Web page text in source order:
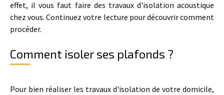
effet, il vous faut faire des travaux d'isolation acoustique
chez vous. Continuez votre lecture pour découvrir comment
procéder.
Comment isoler ses plafonds ?
Pour bien réaliser les travaux d'isolation de votre domicile,